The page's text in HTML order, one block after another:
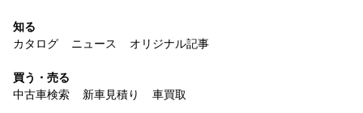
知る
カタログ
ニュース オリジナル記事
買う・売る
中古車検索
新車見積り 車買取